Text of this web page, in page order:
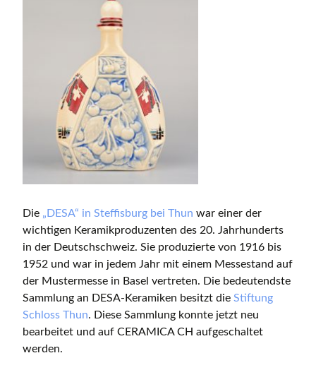
Die „DESA“ in Steffisburg bei Thun war einer der
wichtigen Keramikproduzenten des 20. Jahrhunderts
in der Deutschschweiz. Sie produzierte von 1916 bis
1952 und war in jedem Jahr mit einem Messestand auf
der Mustermesse in Basel vertreten. Die bedeutendste
Sammlung an DESA-Keramiken besitzt die Stiftung
Schloss Thun. Diese Sammlung konnte jetzt neu
bearbeitet und auf CERAMICA CH aufgeschaltet
werden.